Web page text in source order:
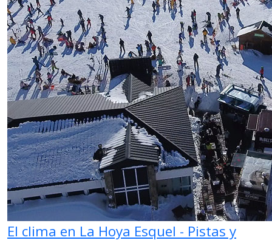
El clima en La Hoya Esquel - Pistas y